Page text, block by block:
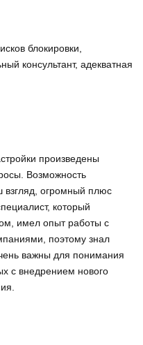
блокировки,
консультант, адекватная
произведены
Возможность
взгляд, огромный плюс
который
имел опыт работы с
поэтому знал
важны для понимания
с внедрением нового